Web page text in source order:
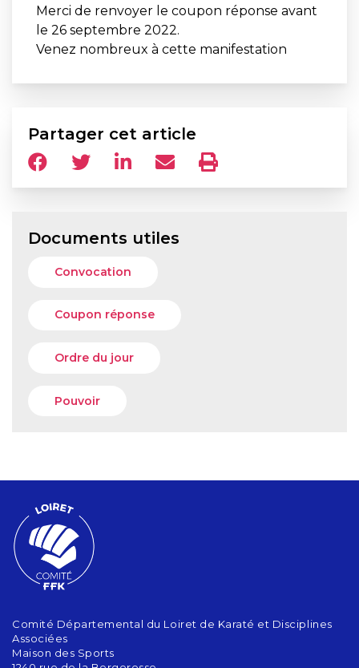
Merci de renvoyer le coupon réponse avant
le 26 septembre 2022.
Venez nombreux à cette manifestation
Partager cet article
Documents utiles
Convocation
Coupon réponse
Ordre du jour
Pouvoir
Comité Départemental du Loiret de Karaté et Disciplines
Associées
Maison des Sports